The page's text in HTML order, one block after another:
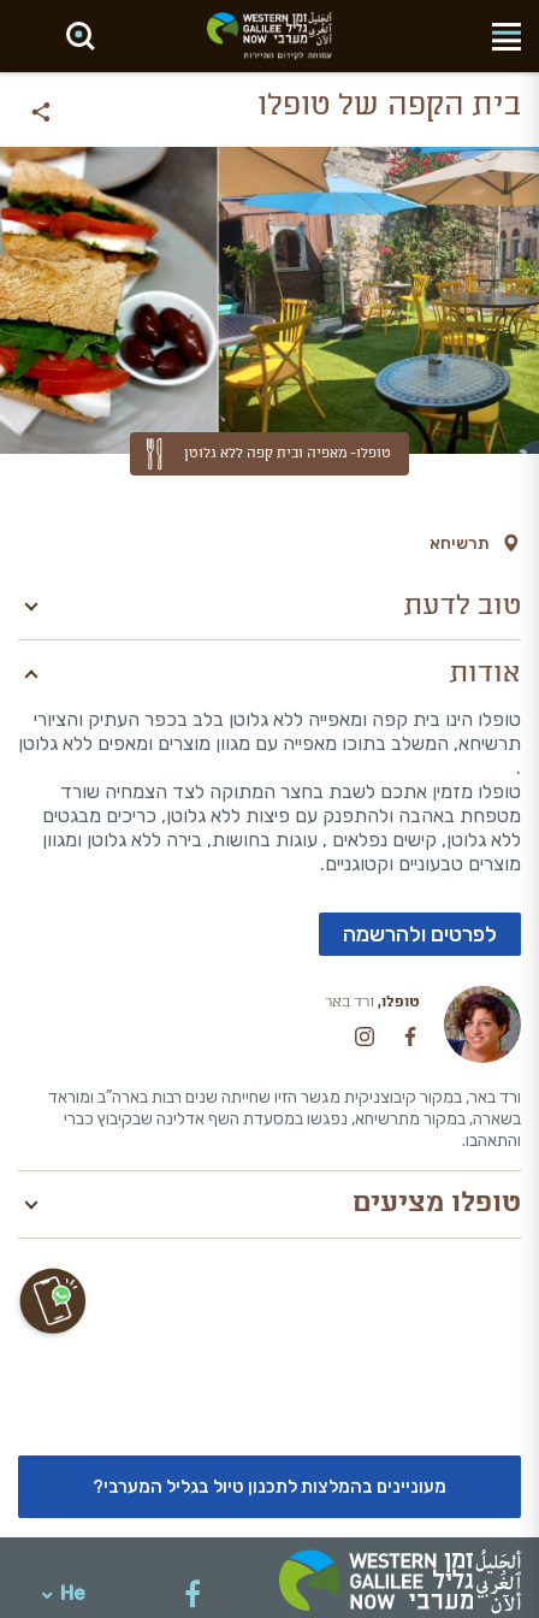
חפש באתר
בית הקפה של טופלו
טופלו- מאפיה ובית קפה ללא גלוטן
תרשיחא
טוב לדעת
אודות
טופלו הינו בית קפה ומאפייה ללא גלוטן בלב בכפר העתיק והציורי
תרשיחא, המשלב בתוכו מאפייה עם מגוון מוצרים ומאפים ללא גלוטן
.
טופלו מזמין אתכם לשבת בחצר המתוקה לצד הצמחיה שורד
מטפחת באהבה ולהתפנק עם פיצות ללא גלוטן, כריכים מבגטים
ללא גלוטן, קישים נפלאים , עוגות בחושות, בירה ללא גלוטן ומגוון
מוצרים טבעוניים וקטוגניים.
לפרטים ולהרשמה
טופלו, ורד באר
ורד באר, במקור קיבוצניקית מגשר הזיו שחייתה שנים רבות בארה”ב ומוראד
בשארה, במקור מתרשיחא, נפגשו במסעדת השף אדלינה שבקיבוץ כברי
והתאהבו.
טופלו מציעים
מעוניינים בהמלצות לתכנון טיול בגליל המערבי?
He